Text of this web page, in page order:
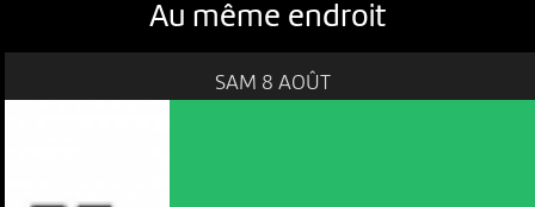
Au même endroit
SAM 8 AOÛT